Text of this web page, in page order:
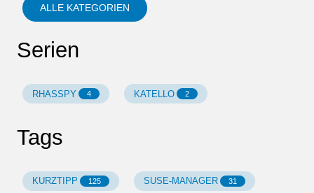
ALLE KATEGORIEN
Serien
RHASSPY 4 KATELLO 2
Tags
KURZTIPP 125 SUSE-MANAGER 31